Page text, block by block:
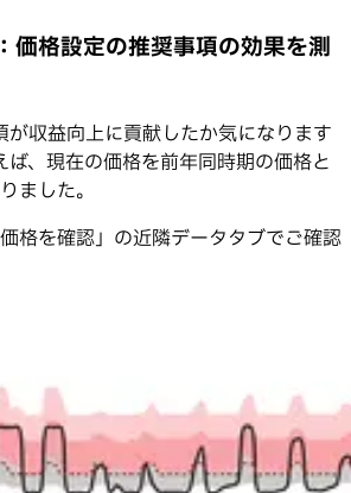
価格設定の推奨事項の効果を測
が収益向上に貢献したか気になります
、現在の価格を前年同時期の価格と
ました。
格を確認」の近隣データタブでご確認